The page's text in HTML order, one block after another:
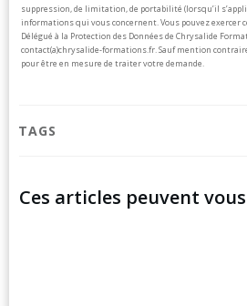
suppression, de limitation, de portabilité (lorsqu’il
informations qui vous concernent. Vous pouvez exercer
Délégué à la Protection des Données de Chrysalide
contact(a)chrysalide-formations.fr.Sauf mention
pour être en mesure de traiter votre demande.
TAGS
Ces articles peuvent